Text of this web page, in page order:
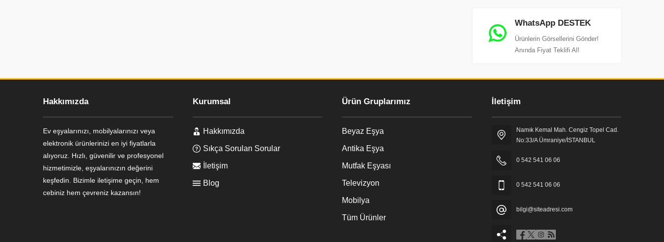
WhatsApp DESTEK
Ürünlerin Görsellerini Gönder!
Anında Fiyat Teklifi Al!
Hakkımızda
Ev eşyalarınızı, mobilyalarınızı veya
elektronik ürünlerinizi en iyi fiyatlarla
alıyoruz. Hızlı, güvenilir ve profesyonel
hizmetimizle, eşyalarınızın değerini
keşfedin. Bizimle iletişime geçin, hem
cebiniz hem çevreniz kazansın!
Kurumsal
Hakkımızda
Sıkça Sorulan Sorular
İletişim
Blog
Ürün Gruplarımız
Beyaz Eşya
Antika Eşya
Mutfak Eşyası
Televizyon
Mobilya
Tüm Ürünler
İletişim
Namık Kemal Mah. Cengiz Topel Cad.
No:33/A Ümraniye/İSTANBUL
0 542 541 06 06
0 542 541 06 06
bilgi@siteadresi.com
Ayşe Yılmaz